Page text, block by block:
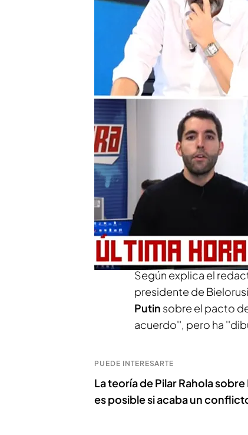
Hasta la redacción
pacto
Putin quiere
La pelota del alto el
asegura que la paz
Fabián Pérez,
programa para dar
de Ucrania, en
alto el fuego de 30
Según explica el
presidente de
Putin sobre el pacto
acuerdo'', pero ha
PUEDE INTERESARTE
La teoría de Pilar Rahola
es posible si acaba un